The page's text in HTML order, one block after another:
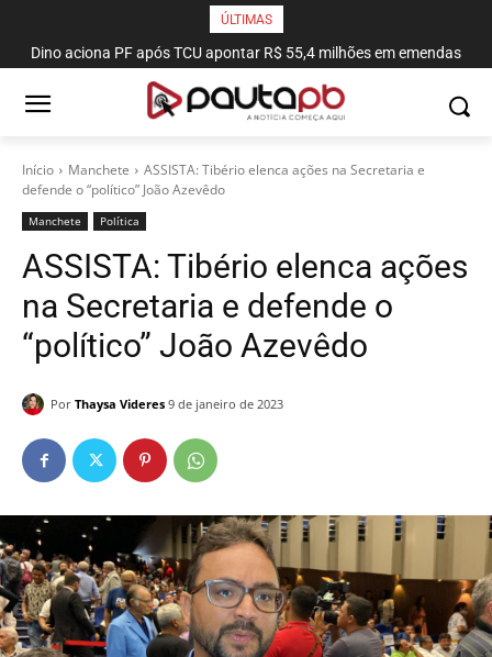
ÚLTIMAS
Dino aciona PF após TCU apontar R$ 55,4 milhões em emendas
suspeitas
Início Manchete
ASSISTA: Tibério elenca ações na Secretaria e
defende o “político” João Azevêdo
Manchete Política
ASSISTA: Tibério elenca ações
na Secretaria e defende o
“político” João Azevêdo
Por Thaysa Videres 9 de janeiro de 2023